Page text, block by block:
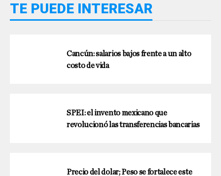
TE PUEDE INTERESAR
Cancún: salarios bajos frente a un alto
costo de vida
SPEI: el invento mexicano que
revolucionó las transferencias bancarias
Precio del dolar; Peso se fortalece este